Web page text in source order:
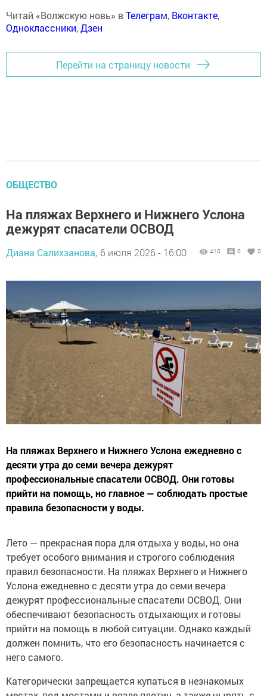
Читай «Волжскую новь» вТелеграм, Вконтакте,
Одноклассники,Дзен
Перейти на страницу новости
ОБЩЕСТВО
На пляжах Верхнего и Нижнего Услона
дежурят спасатели ОСВОД
Диана Салихзанова, 6 июля 2026 - 16:00 410 0 0
На пляжах Верхнего и Нижнего Услона ежедневно с
десяти утра до семи вечера дежурят
профессиональные спасатели ОСВОД. Они готовы
прийти на помощь, но главное — соблюдать простые
правила безопасности у воды.
Лето — прекрасная пора для отдыха у воды, но она
требует особого внимания и строгого соблюдения
правил безопасности. На пляжах Верхнего и Нижнего
Услона ежедневно с десяти утра до семи вечера
дежурят профессиональные спасатели ОСВОД. Они
обеспечивают безопасность отдыхающих и готовы
прийти на помощь в любой ситуации. Однако каждый
должен помнить, что его безопасность начинается с
него самого.
Категорически запрещается купаться в незнакомых